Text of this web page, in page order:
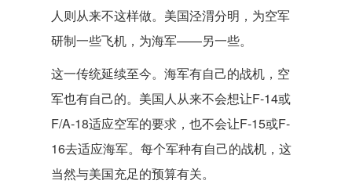
人则从来不这样做。美国泾渭分明，为空军
研制一些飞机，为海军——另一些。
这一传统延续至今。海军有自己的战机，空
军也有自己的。美国人从来不会想让F-14或
F/A-18适应空军的要求，也不会让F-15或F-
16去适应海军。每个军种有自己的战机，这
当然与美国充足的预算有关。